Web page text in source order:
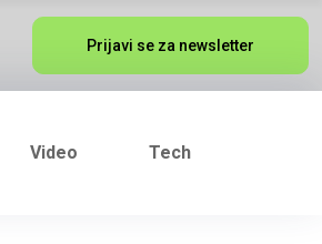
Prijavi se za newsletter
Video Tech